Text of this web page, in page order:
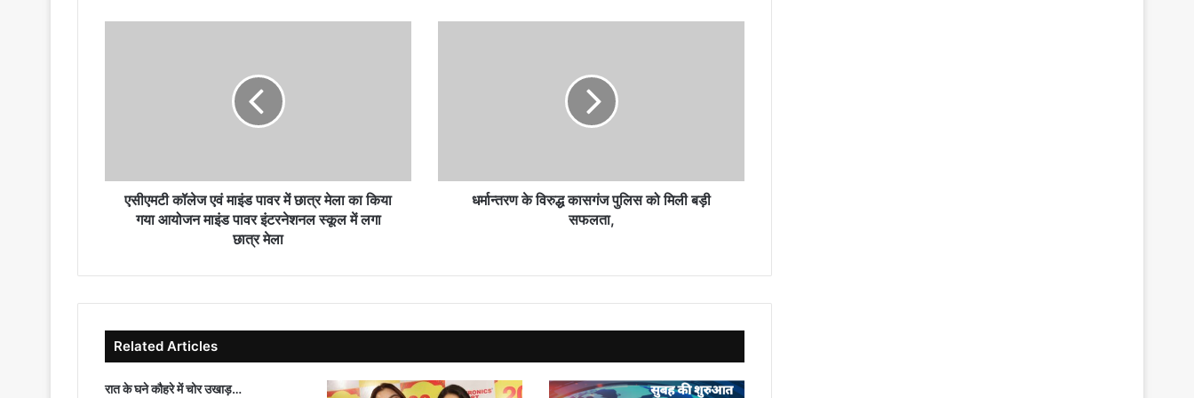
का
किया
पावर
में
लगा
छात्र
मेला
एसीएमटी कॉलेज एवं माइंड पावर में छात्र मेला का किया
गया आयोजन माइंड पावर इंटरनेशनल स्कूल में लगा
छात्र मेला
सफलता,
धर्मान्तरण के विरुद्ध कासगंज पुलिस को मिली बड़ी
सफलता,
Related Articles
रात के घने कौहरे में चोर उखाड़…